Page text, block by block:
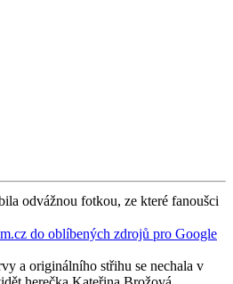
odvážnou fotkou, ze které fanoušci
do oblíbených zdrojů pro Google
a originálního střihu se nechala v